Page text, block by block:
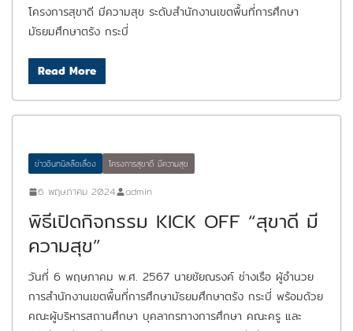
โครงการสุขาดี มีความสุข ระดับสำนักงานเขตพื้นที่การศึกษา
มัธยมศึกษาตรัง กระบี่
Read More
ข่าวอินทนิลลือเลื่อง โครงการสุขาดี มีความสุข
6 พฤษภาคม 2024 admin
พิธีเปิดกิจกรรม KICK OFF “สุขาดี มี
ความสุข”
วันที่ 6 พฤษภาคม พ.ศ. 2567 นายชัยณรงค์ ช่างเรือ ผู้อำนวย
การสำนักงานเขตพื้นที่การศึกษามัธยมศึกษาตรัง กระบี่ พร้อมด้วย
คณะผู้บริหารสถานศึกษา บุคลากรทางการศึกษา คณะครู และ